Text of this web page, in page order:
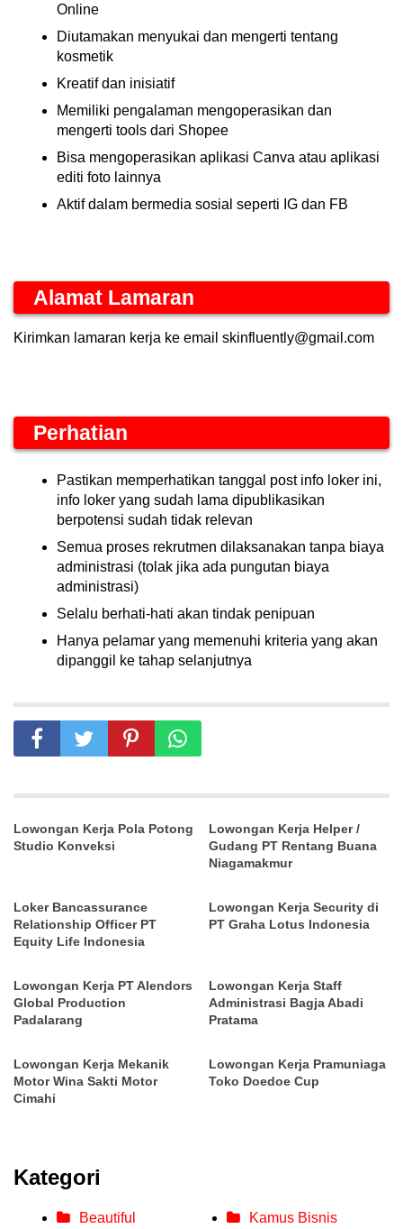
Online
Diutamakan menyukai dan mengerti tentang
kosmetik
Kreatif dan inisiatif
Memiliki pengalaman mengoperasikan dan
mengerti tools dari Shopee
Bisa mengoperasikan aplikasi Canva atau aplikasi
editi foto lainnya
Aktif dalam bermedia sosial seperti IG dan FB
Alamat Lamaran
Kirimkan lamaran kerja ke email skinfluently@gmail.com
Perhatian
Pastikan memperhatikan tanggal post info loker ini,
info loker yang sudah lama dipublikasikan
berpotensi sudah tidak relevan
Semua proses rekrutmen dilaksanakan tanpa biaya
administrasi (tolak jika ada pungutan biaya
administrasi)
Selalu berhati-hati akan tindak penipuan
Hanya pelamar yang memenuhi kriteria yang akan
dipanggil ke tahap selanjutnya
Lowongan Kerja Pola Potong
Studio Konveksi
Lowongan Kerja Helper /
Gudang PT Rentang Buana
Niagamakmur
Loker Bancassurance
Relationship Officer PT
Equity Life Indonesia
Lowongan Kerja Security di
PT Graha Lotus Indonesia
Lowongan Kerja PT Alendors
Global Production
Padalarang
Lowongan Kerja Staff
Administrasi Bagja Abadi
Pratama
Lowongan Kerja Mekanik
Motor Wina Sakti Motor
Cimahi
Lowongan Kerja Pramuniaga
Toko Doedoe Cup
Kategori
Beautiful Kamus Bisnis